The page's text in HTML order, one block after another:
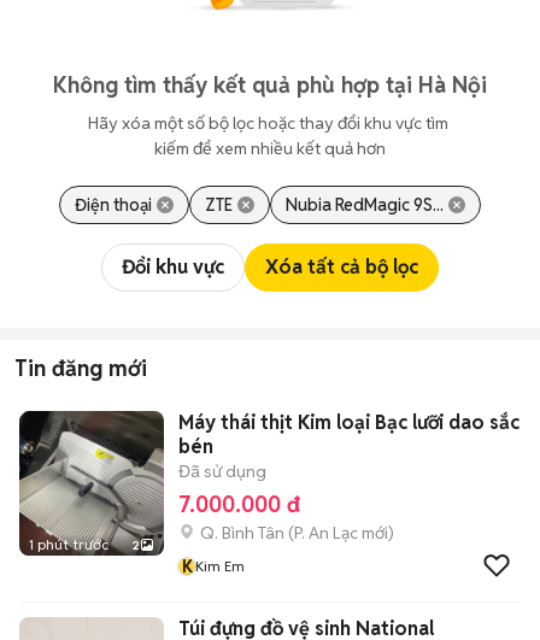
Không tìm thấy kết quả phù hợp tại Hà Nội
Hãy xóa một số bộ lọc hoặc thay đổi khu vực tìm
kiếm để xem nhiều kết quả hơn
Điện thoại ZTE Nubia RedMagic 9S...
Đổi khu vực Xóa tất cả bộ lọc
Tin đăng mới
1 phút trước 2
Máy thái thịt Kim loại Bạc lưỡi dao sắc
bén
Đã sử dụng
7.000.000 đ
Q. Bình Tân (P. An Lạc mới)
KKim Em
Túi đựng đồ vệ sinh National